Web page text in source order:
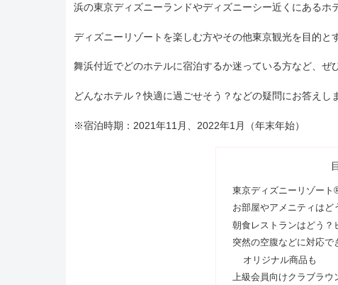
浜の東京ディズニーランドやディズニーシー近くにあるホ
ディズニーリゾートを楽しむ方やその他東京観光を目的と
舞浜付近でどのホテルに宿泊するか迷っている方など、ぜ
どんなホテル？快適に過ごせそう？などの疑問にお答えし
※宿泊時期：2021年11月、2022年1月（年末年始）
東京ディズニーリゾー
お部屋やアメニティはど
朝食レストランはどう？
突然の空腹などに対応で
オリジナル商品も
上級会員向けクラブラウ